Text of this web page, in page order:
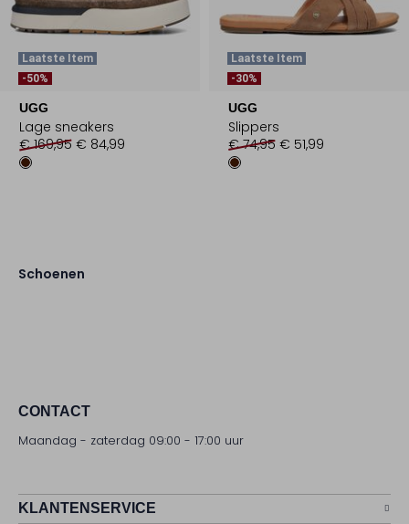
Laatste Item
-50%
UGG
Lage sneakers
€ 169,95 € 84,99
Laatste Item
-30%
UGG
Slippers
€ 74,95 € 51,99
Schoenen
CONTACT
Maandag - zaterdag 09:00 - 17:00 uur
KLANTENSERVICE